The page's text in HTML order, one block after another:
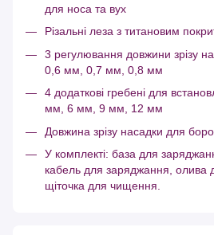
для носа та вух
Різальні леза з титановим
3 регулювання довжини зрізу
0,6 мм, 0,7 мм, 0,8 мм
4 додаткові гребені для
мм, 6 мм, 9 мм, 12 мм
Довжина зрізу насадки для
У комплекті: база для
кабель для заряджання, олива
щіточка для чищення.